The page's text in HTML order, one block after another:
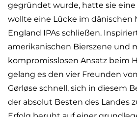
gegründet wurde, hatte sie eine
wollte eine Lücke im dänischen
England IPAs schließen.
amerikanischen Bierszene und
kompromisslosen Ansatz beim
gelang es den vier Freunden
Gørløse schnell, sich in diesem
der absolut Besten des Landes